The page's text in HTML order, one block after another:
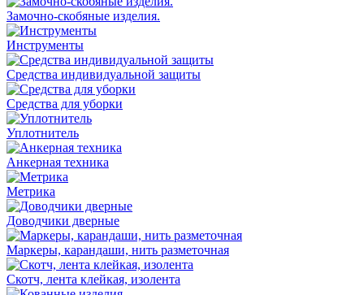
Замочно-скобяные изделия.
Инструменты
Средства индивидуальной защиты
Средства для уборки
Уплотнитель
Анкерная техника
Метрика
Доводчики дверные
Маркеры, карандаши, нить разметочная
Скотч, лента клейкая, изолента